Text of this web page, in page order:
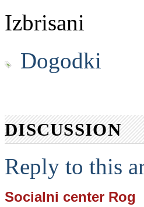
Izbrisani
Dogodki
DISCUSSION
Reply to this
Socialni center Rog